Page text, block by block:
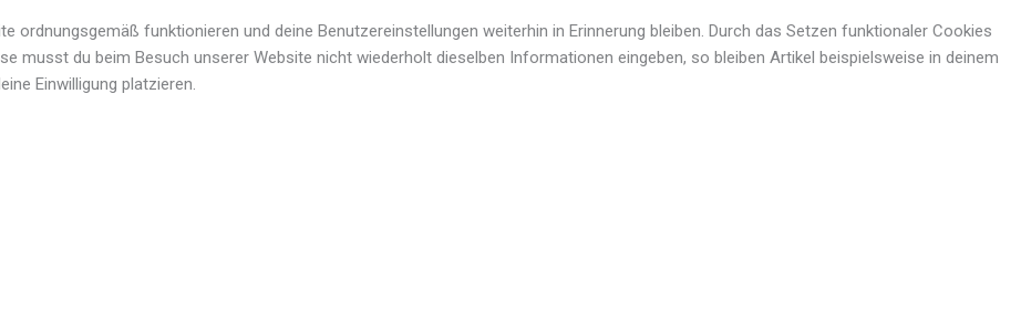
ordnungsgemäß funktionieren und deine Benutzereinstellungen weiterhin in Erinnerung bleiben. Durch das Setzen funktionaler Cookies
musst du beim Besuch unserer Website nicht wiederholt dieselben Informationen eingeben, so bleiben Artikel beispielsweise in deinem
Einwilligung platzieren.